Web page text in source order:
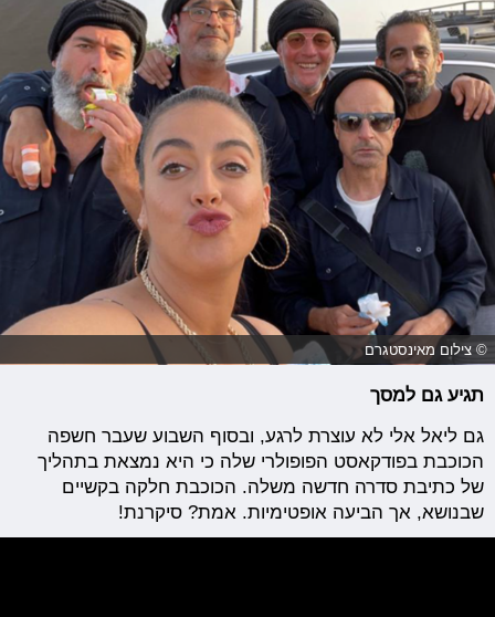
© צילום מאינסטגרם
תגיע גם למסך
גם ליאל אלי לא עוצרת לרגע, ובסוף השבוע שעבר חשפה
הכוכבת בפודקאסט הפופולרי שלה כי היא נמצאת בתהליך
של כתיבת סדרה חדשה משלה. הכוכבת חלקה בקשיים
שבנושא, אך הביעה אופטימיות. אמת? סיקרנת!